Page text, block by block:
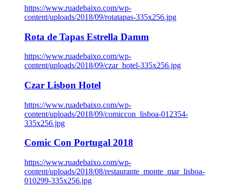
https://www.ruadebaixo.com/wp-
content/uploads/2018/09/rotatapas-335x256.jpg
Rota de Tapas Estrella Damm
https://www.ruadebaixo.com/wp-
content/uploads/2018/09/czar_hotel-335x256.jpg
Czar Lisbon Hotel
https://www.ruadebaixo.com/wp-
content/uploads/2018/09/comiccon_lisboa-012354-
335x256.jpg
Comic Con Portugal 2018
https://www.ruadebaixo.com/wp-
content/uploads/2018/08/restaurante_monte_mar_lisboa-
010299-335x256.jpg